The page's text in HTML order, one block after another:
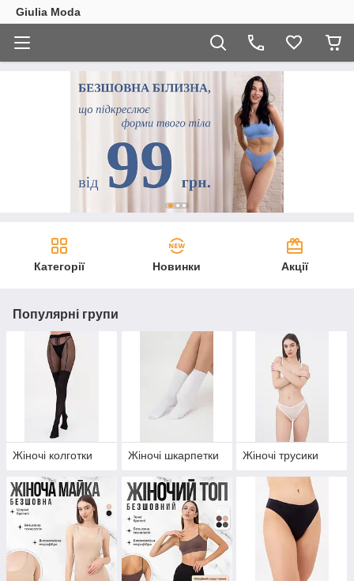
Giulia Moda
Категорії Новинки Акції
Популярні групи
Жіночі колготки Жіночі шкарпетки Жіночі трусики